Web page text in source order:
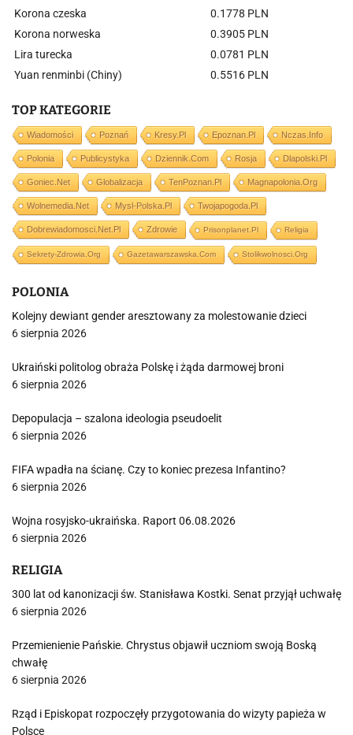
Korona czeska
0.1778 PLN
Korona norweska
0.3905 PLN
Lira turecka
0.0781 PLN
Yuan renminbi (Chiny)
0.5516 PLN
TOP KATEGORIE
Wiadomości Poznań Kresy.pl Epoznan.pl Nczas.info
Polonia Publicystyka Dziennik.com Rosja Dlapolski.pl
Goniec.net Globalizacja TenPoznan.pl Magnapolonia.org
Wolnemedia.net Mysl-Polska.pl Twojapogoda.pl
Dobrewiadomosci.net.pl Zdrowie Prisonplanet.pl Religia
Sekrety-Zdrowia.org Gazetawarszawska.com Stolikwolnosci.org
POLONIA
Kolejny dewiant gender aresztowany za molestowanie dzieci
6 sierpnia 2026
Ukraiński politolog obraża Polskę i żąda darmowej broni
6 sierpnia 2026
Depopulacja – szalona ideologia pseudoelit
6 sierpnia 2026
FIFA wpadła na ścianę. Czy to koniec prezesa Infantino?
6 sierpnia 2026
Wojna rosyjsko-ukraińska. Raport 06.08.2026
6 sierpnia 2026
RELIGIA
300 lat od kanonizacji św. Stanisława Kostki. Senat przyjął uchwałę
6 sierpnia 2026
Przemienienie Pańskie. Chrystus objawił uczniom swoją Boską
chwałę
6 sierpnia 2026
Rząd i Episkopat rozpoczęły przygotowania do wizyty papieża w
Polsce